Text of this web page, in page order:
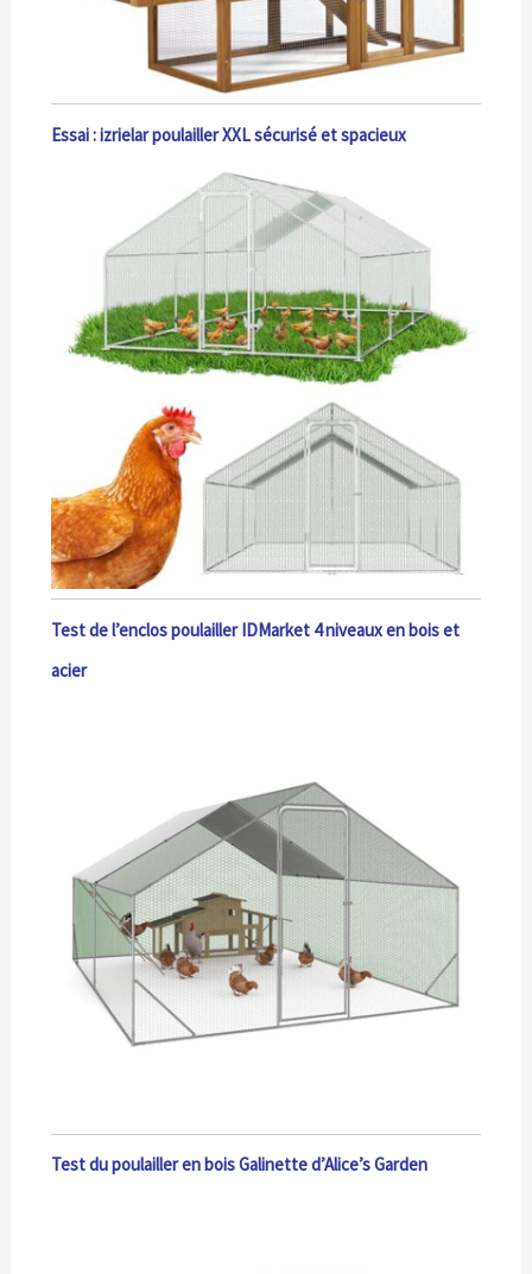
Essai : izrielar poulailler XXL sécurisé et spacieux
Test de l’enclos poulailler IDMarket 4 niveaux en bois et
acier
Test du poulailler en bois Galinette d’Alice’s Garden